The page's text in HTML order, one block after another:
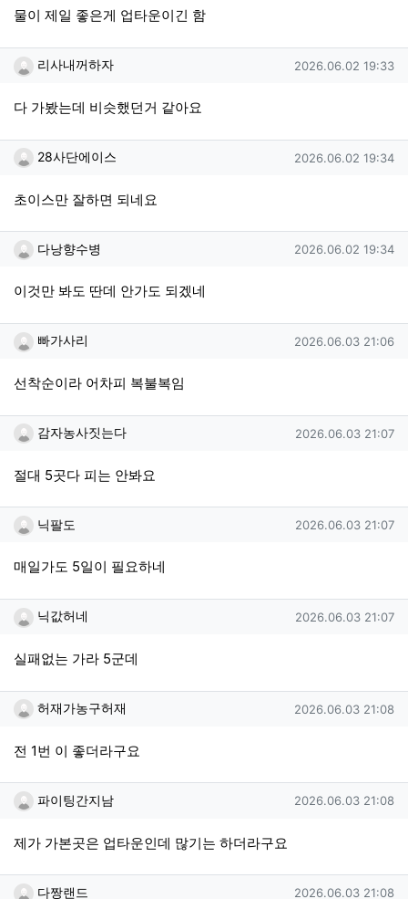
물이 제일 좋은게 업타운이긴 함
리사내꺼하자님의 댓글
리사내꺼하자 작성일
2026.06.02 19:33
다 가봤는데 비슷했던거 같아요
28사단에이스님의 댓글
28사단에이스 작성일
2026.06.02 19:34
초이스만 잘하면 되네요
다낭향수병님의 댓글
다낭향수병 작성일
2026.06.02 19:34
이것만 봐도 딴데 안가도 되겠네
빠가사리님의 댓글
빠가사리 작성일
2026.06.03 21:06
선착순이라 어차피 복불복임
감자농사짓는다님의 댓글
감자농사짓는다 작성일
2026.06.03 21:07
절대 5곳다 피는 안봐요
닉팔도님의 댓글
닉팔도 작성일
2026.06.03 21:07
매일가도 5일이 필요하네
닉값허네님의 댓글
닉값허네 작성일
2026.06.03 21:07
실패없는 가라 5군데
허재가농구허재님의 댓글
허재가농구허재 작성일
2026.06.03 21:08
전 1번 이 좋더라구요
파이팅간지남님의 댓글
파이팅간지남 작성일
2026.06.03 21:08
제가 가본곳은 업타운인데 많기는 하더라구요
다짱랜드님의 댓글
다짱랜드 작성일
2026.06.03 21:08